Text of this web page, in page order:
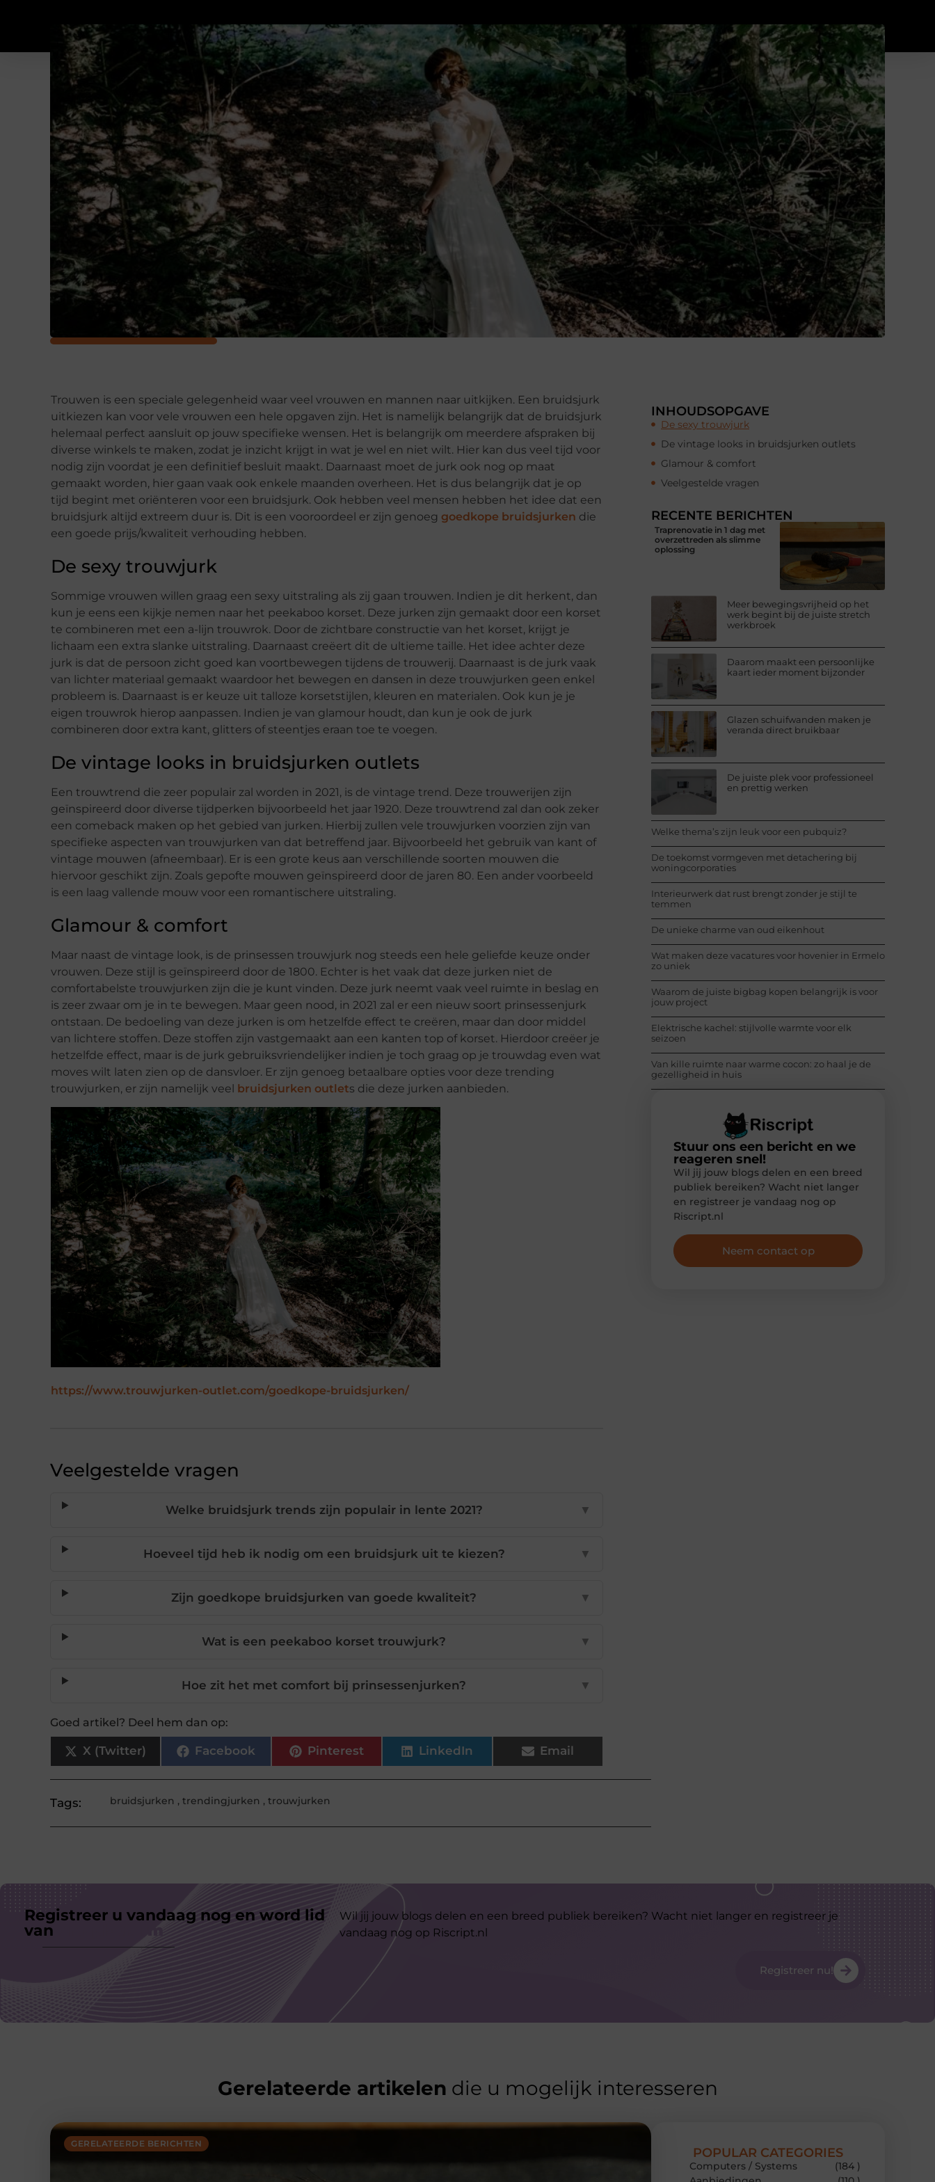
Trouwen is een speciale gelegenheid waar veel vrouwen en mannen naar uitkijken. Een bruidsjurk
uitkiezen kan voor vele vrouwen een hele opgaven zijn. Het is namelijk belangrijk dat de bruidsjurk
helemaal perfect aansluit op jouw specifieke wensen. Het is belangrijk om meerdere afspraken bij
diverse winkels te maken, zodat je inzicht krijgt in wat je wel en niet wilt. Hier kan dus veel tijd voor
nodig zijn voordat je een definitief besluit maakt. Daarnaast moet de jurk ook nog op maat
gemaakt worden, hier gaan vaak ook enkele maanden overheen. Het is dus belangrijk dat je op
tijd begint met oriënteren voor een bruidsjurk. Ook hebben veel mensen hebben het idee dat een
bruidsjurk altijd extreem duur is. Dit is een vooroordeel er zijn genoeg goedkope bruidsjurken die
een goede prijs/kwaliteit verhouding hebben.
De sexy trouwjurk
Sommige vrouwen willen graag een sexy uitstraling als zij gaan trouwen. Indien je dit herkent, dan
kun je eens een kijkje nemen naar het peekaboo korset. Deze jurken zijn gemaakt door een korset
te combineren met een a-lijn trouwrok. Door de zichtbare constructie van het korset, krijgt je
lichaam een extra slanke uitstraling. Daarnaast creëert dit de ultieme taille. Het idee achter deze
jurk is dat de persoon zicht goed kan voortbewegen tijdens de trouwerij. Daarnaast is de jurk vaak
van lichter materiaal gemaakt waardoor het bewegen en dansen in deze trouwjurken geen enkel
probleem is. Daarnaast is er keuze uit talloze korsetstijlen, kleuren en materialen. Ook kun je je
eigen trouwrok hierop aanpassen. Indien je van glamour houdt, dan kun je ook de jurk
combineren door extra kant, glitters of steentjes eraan toe te voegen.
De vintage looks in bruidsjurken outlets
Een trouwtrend die zeer populair zal worden in 2021, is de vintage trend. Deze trouwerijen zijn
geïnspireerd door diverse tijdperken bijvoorbeeld het jaar 1920. Deze trouwtrend zal dan ook zeker
een comeback maken op het gebied van jurken. Hierbij zullen vele trouwjurken voorzien zijn van
specifieke aspecten van trouwjurken van dat betreffend jaar. Bijvoorbeeld het gebruik van kant of
vintage mouwen (afneembaar). Er is een grote keus aan verschillende soorten mouwen die
hiervoor geschikt zijn. Zoals gepofte mouwen geïnspireerd door de jaren 80. Een ander voorbeeld
is een laag vallende mouw voor een romantischere uitstraling.
Glamour & comfort
Maar naast de vintage look, is de prinsessen trouwjurk nog steeds een hele geliefde keuze onder
vrouwen. Deze stijl is geïnspireerd door de 1800. Echter is het vaak dat deze jurken niet de
comfortabelste trouwjurken zijn die je kunt vinden. Deze jurk neemt vaak veel ruimte in beslag en
is zeer zwaar om je in te bewegen. Maar geen nood, in 2021 zal er een nieuw soort prinsessenjurk
ontstaan. De bedoeling van deze jurken is om hetzelfde effect te creëren, maar dan door middel
van lichtere stoffen. Deze stoffen zijn vastgemaakt aan een kanten top of korset. Hierdoor creëer je
hetzelfde effect, maar is de jurk gebruiksvriendelijker indien je toch graag op je trouwdag even wat
moves wilt laten zien op de dansvloer. Er zijn genoeg betaalbare opties voor deze trending
trouwjurken, er zijn namelijk veel bruidsjurken outlets die deze jurken aanbieden.
https://www.trouwjurken-outlet.com/goedkope-bruidsjurken/
Veelgestelde vragen
Welke bruidsjurk trends zijn populair in lente 2021? ▼
Hoeveel tijd heb ik nodig om een bruidsjurk uit te kiezen? ▼
Zijn goedkope bruidsjurken van goede kwaliteit? ▼
Wat is een peekaboo korset trouwjurk? ▼
Hoe zit het met comfort bij prinsessenjurken? ▼
Goed artikel? Deel hem dan op:
X (Twitter) Facebook Pinterest LinkedIn Email
Tags: bruidsjurken ,trendingjurken ,trouwjurken
INHOUDSOPGAVE
De sexy trouwjurk
De vintage looks in bruidsjurken outlets
Glamour & comfort
Veelgestelde vragen
RECENTE BERICHTEN
Traprenovatie in 1 dag met
overzettreden als slimme
oplossing
Meer bewegingsvrijheid op het
werk begint bij de juiste stretch
werkbroek
Daarom maakt een persoonlijke
kaart ieder moment bijzonder
Glazen schuifwanden maken je
veranda direct bruikbaar
De juiste plek voor professioneel
en prettig werken
Welke thema’s zijn leuk voor een pubquiz?
De toekomst vormgeven met detachering bij
woningcorporaties
Interieurwerk dat rust brengt zonder je stijl te
temmen
De unieke charme van oud eikenhout
Wat maken deze vacatures voor hovenier in Ermelo
zo uniek
Waarom de juiste bigbag kopen belangrijk is voor
jouw project
Elektrische kachel: stijlvolle warmte voor elk
seizoen
Van kille ruimte naar warme cocon: zo haal je de
gezelligheid in huis
Stuur ons een bericht en we
reageren snel!
Wil jij jouw blogs delen en een breed
publiek bereiken? Wacht niet langer
en registreer je vandaag nog op
Riscript.nl
Neem contact op
Registreer u vandaag nog en word lid
van
Wil jij jouw blogs delen en een breed publiek bereiken? Wacht niet langer en registreer je
vandaag nog op Riscript.nl
Registreer nu!
Gerelateerde artikelen die u mogelijk interesseren
GERELATEERDE BERICHTEN
POPULAR CATEGORIES
Computers / Systems
(184 )